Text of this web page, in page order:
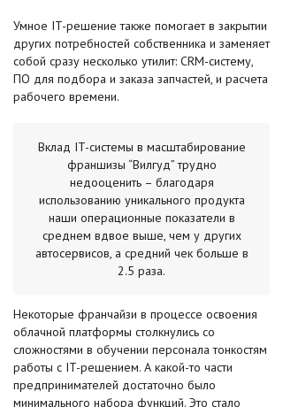
Умное IT-решение также помогает в закрытии
других потребностей собственника и заменяет
собой сразу несколько утилит: CRM-систему,
ПО для подбора и заказа запчастей, и расчета
рабочего времени.
Вклад IT-системы в масштабирование
франшизы “Вилгуд” трудно
недооценить – благодаря
использованию уникального продукта
наши операционные показатели в
среднем вдвое выше, чем у других
автосервисов, а средний чек больше в
2.5 раза.
Некоторые франчайзи в процессе освоения
облачной платформы столкнулись со
сложностями в обучении персонала тонкостям
работы с IT-решением. А какой-то части
предпринимателей достаточно было
минимального набора функций. Это стало